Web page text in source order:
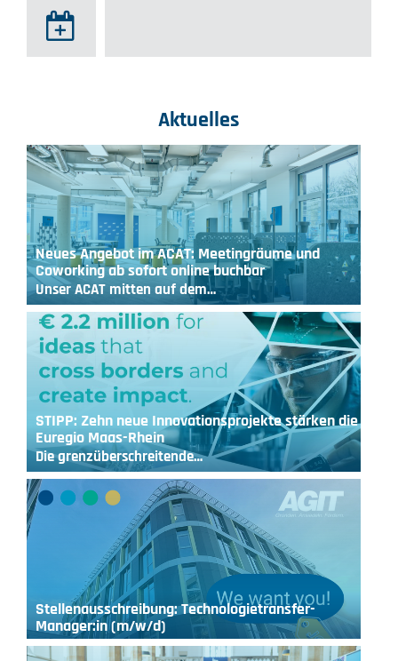
Aktuelles
Neues Angebot im ACAT: Meetingräume und
Coworking ab sofort online buchbar
Unser ACAT mitten auf dem…
STIPP: Zehn neue Innovationsprojekte stärken die
Euregio Maas-Rhein
Die grenzüberschreitende…
Stellenausschreibung: Technologietransfer-
Manager:in (m/w/d)